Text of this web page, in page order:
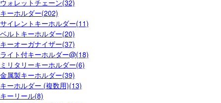
ウォレットチェーン(32)
キーホルダー(202)
サイレントキーホルダー(11)
ベルトキーホルダー(20)
キーオーガナイザー(37)
ライト付キーホルダー@(18)
ミリタリーキーホルダー(6)
金属製キーホルダー(39)
キーホルダー (複数用)(13)
キーリール(8)